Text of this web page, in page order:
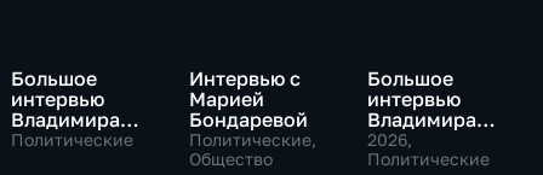
Большое
интервью
Владимира
Путина Сергею
Политические
Интервью с
Марией
Бондаревой
Политические,
Общество
Большое
интервью
Владимира
Соловьева
Роджеру
2026,
Политические